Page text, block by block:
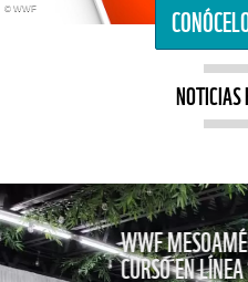
© WWF
NOTICIAS
WWF
CURSO EN